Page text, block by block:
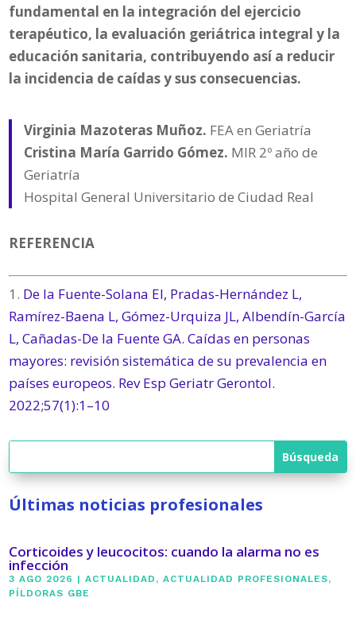
fundamental en la integración del ejercicio
terapéutico, la evaluación geriátrica integral y la
educación sanitaria, contribuyendo así a reducir
la incidencia de caídas y sus consecuencias.
Virginia Mazoteras Muñoz. FEA en Geriatría
Cristina María Garrido Gómez. MIR 2º año de
Geriatría
Hospital General Universitario de Ciudad Real
REFERENCIA
1. De la Fuente-Solana EI, Pradas-Hernández L,
Ramírez-Baena L, Gómez-Urquiza JL, Albendín-García
L, Cañadas-De la Fuente GA. Caídas en personas
mayores: revisión sistemática de su prevalencia en
países europeos. Rev Esp Geriatr Gerontol.
2022;57(1):1–10
Últimas noticias profesionales
Corticoides y leucocitos: cuando la alarma no es
infección
3 AGO 2026 |ACTUALIDAD ,ACTUALIDAD PROFESIONALES,
PÍLDORAS GBE